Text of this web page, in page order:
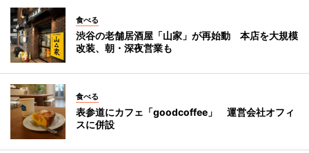
食べる
渋谷の老舗居酒屋「山家」が再始動 本店を大規模
改装、朝・深夜営業も
食べる
表参道にカフェ「goodcoffee」 運営会社オフィ
スに併設